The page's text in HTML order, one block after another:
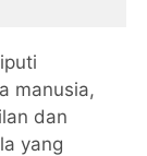
manusia,
dan
yang